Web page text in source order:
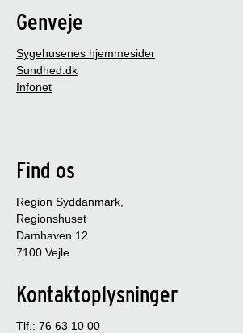
Genveje
Sygehusenes hjemmesider
Sundhed.dk
Infonet
Find os
Region Syddanmark,
Regionshuset
Damhaven 12
7100 Vejle
Kontaktoplysninger
Tlf.: 76 63 10 00